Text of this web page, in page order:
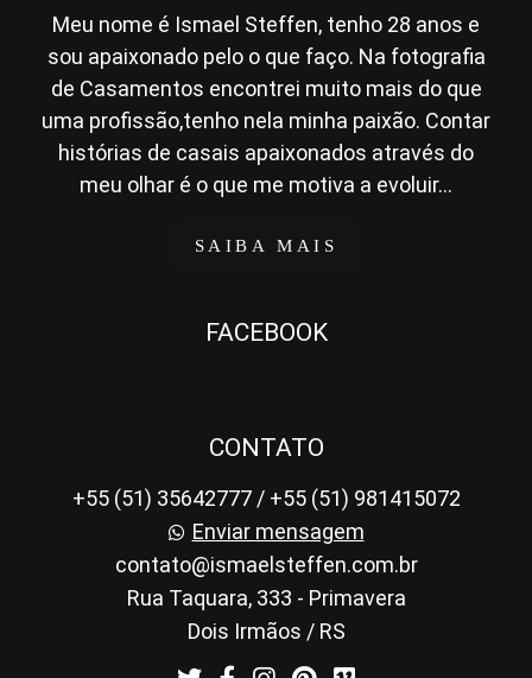
Meu nome é Ismael Steffen, tenho 28 anos e
sou apaixonado pelo o que faço. Na fotografia
de Casamentos encontrei muito mais do que
uma profissão,tenho nela minha paixão. Contar
histórias de casais apaixonados através do
meu olhar é o que me motiva a evoluir...
SAIBA MAIS
FACEBOOK
CONTATO
+55 (51) 35642777 / +55 (51) 981415072
Enviar mensagem
contato@ismaelsteffen.com.br
Rua Taquara, 333 - Primavera
Dois Irmãos / RS